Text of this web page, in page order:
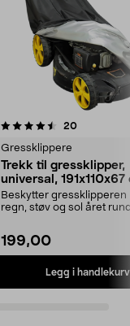
20
Gressklippere
Trekk til gressklipper,
universal, 191x110x67
Beskytter gressklipperen
regn, støv og sol året
199,00
Legg i handlekurv
4.0 av 5 stjerner